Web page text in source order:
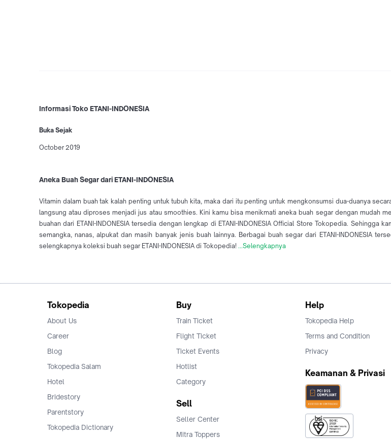
Informasi Toko ETANI-INDONESIA
Buka Sejak
October 2019
Aneka Buah Segar dari ETANI-INDONESIA
Vitamin dalam buah tak kalah penting untuk tubuh kita, maka dari itu penting untuk mengkonsumsi dua-duanya
langsung atau diproses menjadi jus atau smoothies. Kini kamu bisa menikmati aneka buah segar dengan mudah
buahan dari ETANI-INDONESIA tersedia dengan lengkap di ETANI-INDONESIA Official Store Tokopedia.
semangka, nanas, alpukat dan masih banyak jenis buah lainnya. Berbagai buah segar dari ETANI-INDONESIA
selengkapnya koleksi buah segar ETANI-INDONESIA di Tokopedia! ...Selengkapnya
Tokopedia
About Us
Career
Blog
Tokopedia Salam
Hotel
Bridestory
Parentstory
Tokopedia Dictionary
Buy
Train Ticket
Flight Ticket
Ticket Events
Hotlist
Category
Sell
Seller Center
Mitra Toppers
Help
Tokopedia Help
Terms and Condition
Privacy
Keamanan & Privasi